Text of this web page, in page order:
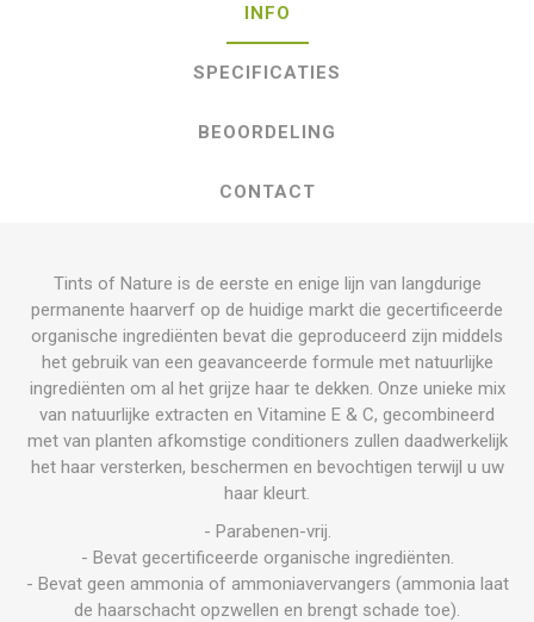
INFO
SPECIFICATIES
BEOORDELING
CONTACT
Tints of Nature is de eerste en enige lijn van langdurige
permanente haarverf op de huidige markt die gecertificeerde
organische ingrediënten bevat die geproduceerd zijn middels
het gebruik van een geavanceerde formule met natuurlijke
ingrediënten om al het grijze haar te dekken. Onze unieke mix
van natuurlijke extracten en Vitamine E & C, gecombineerd
met van planten afkomstige conditioners zullen daadwerkelijk
het haar versterken, beschermen en bevochtigen terwijl u uw
haar kleurt.
- Parabenen-vrij.
- Bevat gecertificeerde organische ingrediënten.
- Bevat geen ammonia of ammoniavervangers (ammonia laat
de haarschacht opzwellen en brengt schade toe).